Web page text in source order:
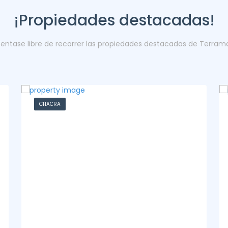
¡Propiedades destacadas!
libre de recorrer las propiedades destacadas de
CASA